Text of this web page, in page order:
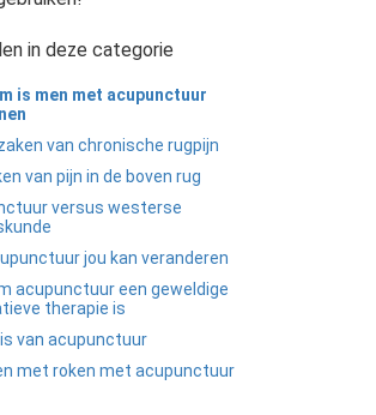
in deze categorie
is men met acupunctuur
van chronische rugpijn
van pijn in de boven rug
versus westerse
jou kan veranderen
acupunctuur een geweldige
therapie is
van acupunctuur
met roken met acupunctuur